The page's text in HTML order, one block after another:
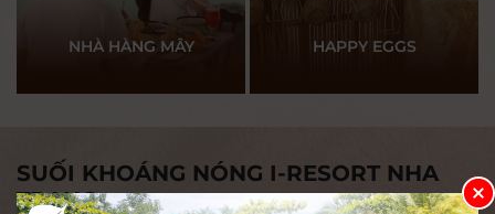
NHÀ HÀNG MÂY HAPPY EGGS
SUỐI KHOÁNG NÓNG I-RESORT NHA
TRANG